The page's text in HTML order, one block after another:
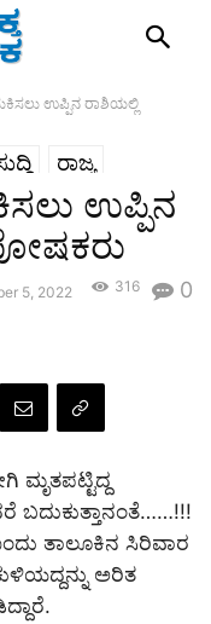
ಉಪ್ಪಿನ ರಾಶಿಯಲ್ಲಿ
ರಾಜ್ಯ
ಉಪ್ಪಿನ
5, 2022 0
316
ಮೃತಪಟ್ಟಿದ್ದ
ಬದುಕುತ್ತಾನಂತೆ……!!!
ತಾಲೂಕಿನ ಸಿರಿವಾರ
ಅರಿತ